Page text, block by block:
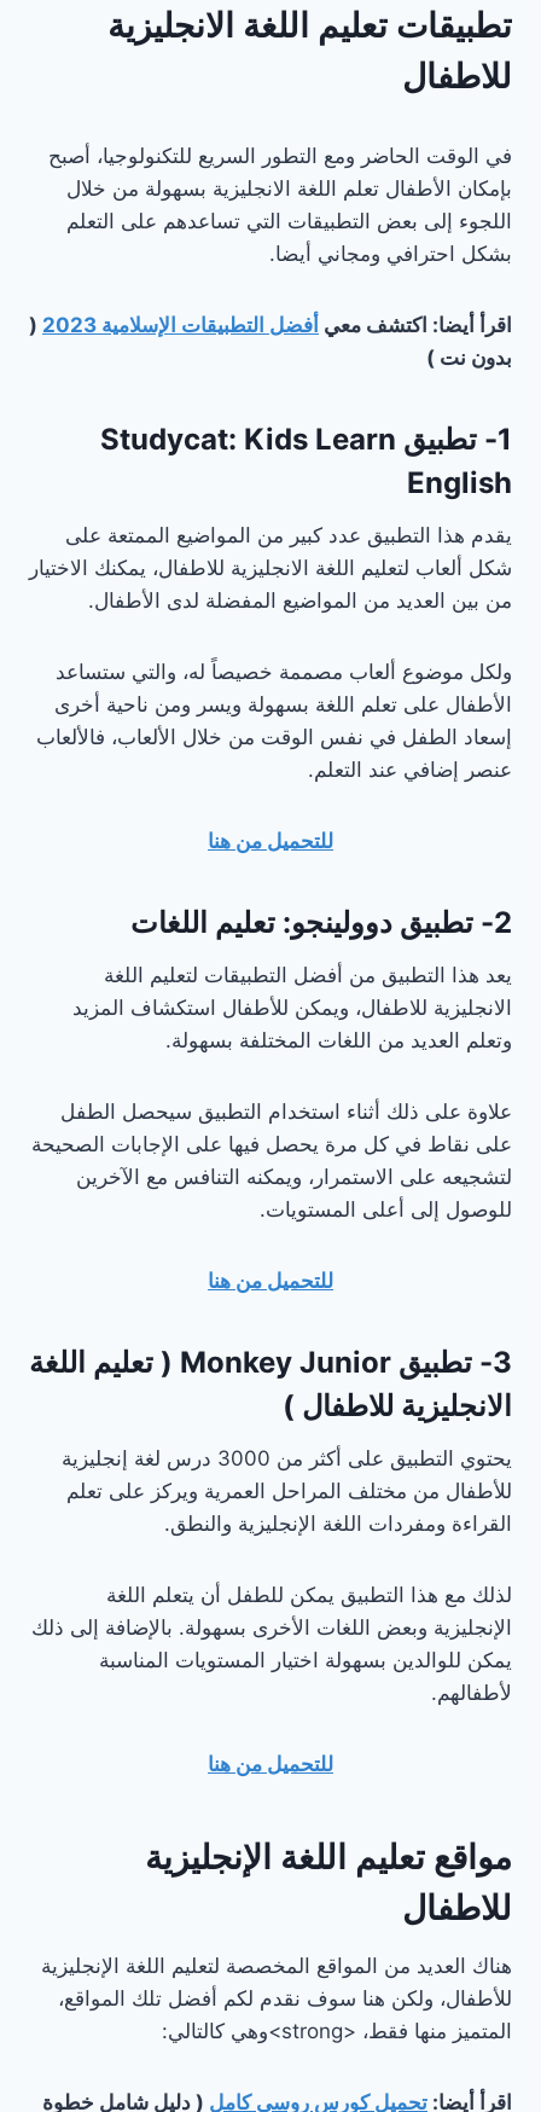
تطبيقات تعليم اللغة الانجليزية
للاطفال
في الوقت الحاضر ومع التطور السريع للتكنولوجيا، أصبح
بإمكان الأطفال تعلم اللغة الانجليزية بسهولة من خلال
اللجوء إلى بعض التطبيقات التي تساعدهم على التعلم
بشكل احترافي ومجاني أيضا.
اقرأ أيضا: اكتشف معي أفضل التطبيقات الإسلامية 2023
(
بدون نت )
1- تطبيق Studycat: Kids Learn
English
يقدم هذا التطبيق عدد كبير من المواضيع الممتعة على
شكل ألعاب لتعليم اللغة الانجليزية للاطفال، يمكنك الاختيار
من بين العديد من المواضيع المفضلة لدى الأطفال.
ولكل موضوع ألعاب مصممة خصيصاً له، والتي ستساعد
الأطفال على تعلم اللغة بسهولة ويسر ومن ناحية أخرى
إسعاد الطفل في نفس الوقت من خلال الألعاب، فالألعاب
عنصر إضافي عند التعلم.
للتحميل من هنا
2- تطبيق دوولينجو: تعليم اللغات
يعد هذا التطبيق من أفضل التطبيقات لتعليم اللغة
الانجليزية للاطفال، ويمكن للأطفال استكشاف المزيد
وتعلم العديد من اللغات المختلفة بسهولة.
علاوة على ذلك أثناء استخدام التطبيق سيحصل الطفل
على نقاط في كل مرة يحصل فيها على الإجابات الصحيحة
لتشجيعه على الاستمرار، ويمكنه التنافس مع الآخرين
للوصول إلى أعلى المستويات.
للتحميل من هنا
3- تطبيق Monkey Junior ( تعليم اللغة
الانجليزية للاطفال )
يحتوي التطبيق على أكثر من 3000 درس لغة إنجليزية
للأطفال من مختلف المراحل العمرية ويركز على تعلم
القراءة ومفردات اللغة الإنجليزية والنطق.
لذلك مع هذا التطبيق يمكن للطفل أن يتعلم اللغة
الإنجليزية وبعض اللغات الأخرى بسهولة. بالإضافة إلى ذلك
يمكن للوالدين بسهولة اختيار المستويات المناسبة
لأطفالهم.
للتحميل من هنا
مواقع تعليم اللغة الإنجليزية
للاطفال
هناك العديد من المواقع المخصصة لتعليم اللغة الإنجليزية
للأطفال، ولكن هنا سوف نقدم لكم أفضل تلك المواقع،
المتميز منها فقط، <strong>وهي كالتالي:
اقرأ أيضا: تحميل كورس روسي كامل ( دليل شامل خطوة